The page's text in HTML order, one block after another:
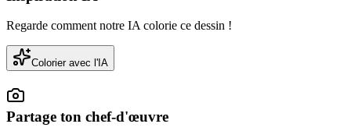
Regarde comment notre IA colorie ce dessin !
Colorier avec l'IA
Partage ton chef-d'œuvre